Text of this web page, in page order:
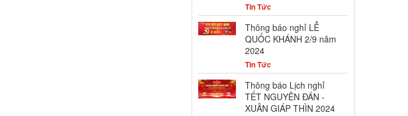
Tin Tức
Thông báo nghỉ LỄ
QUỐC KHÁNH 2/9 năm
2024
Tin Tức
Thông báo Lịch nghỉ
TẾT NGUYÊN ĐÁN -
XUÂN GIÁP THÌN 2024